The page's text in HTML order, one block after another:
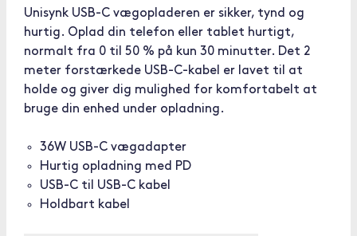
Unisynk USB-C vægopladeren er sikker, tynd og
hurtig. Oplad din telefon eller tablet hurtigt,
normalt fra 0 til 50 % på kun 30 minutter. Det 2
meter forstærkede USB-C-kabel er lavet til at
holde og giver dig mulighed for komfortabelt at
bruge din enhed under opladning.
36W USB-C vægadapter
Hurtig opladning med PD
USB-C til USB-C kabel
Holdbart kabel